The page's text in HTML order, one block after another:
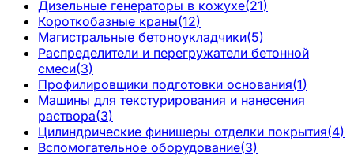
Дизельные генераторы в кожухе(21)
Короткобазные краны(12)
Магистральные бетоноукладчики(5)
Распределители и перегружатели бетонной
смеси(3)
Профилировщики подготовки основания(1)
Машины для текстурирования и нанесения
раствора(3)
Цилиндрические финишеры отделки покрытия(4)
Вспомогательное оборудование(3)